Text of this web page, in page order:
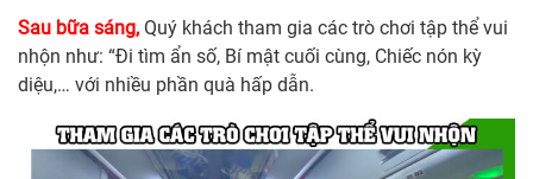
Sau bữa sáng, Quý khách tham gia các trò chơi tập thể vui
nhộn như: “Đi tìm ẩn số, Bí mật cuối cùng, Chiếc nón kỳ
diệu,… với nhiều phần quà hấp dẫn.